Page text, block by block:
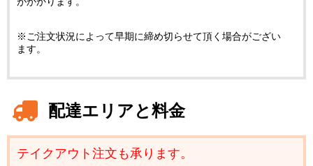
※ご注文状況によって早期に締め切らせて頂く場合がござい
ます。
配達エリアと料金
テイクアウト注文も承ります。